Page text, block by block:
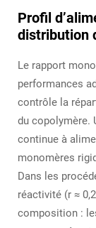
Profil
distribution
Le rapport
performances
contrôle la
du copolymère.
continue à
monomères
Dans les
réactivité (r ≈
composition :